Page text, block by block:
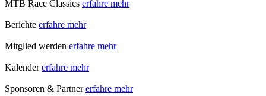
MTB Race Classics erfahre mehr
Berichte erfahre mehr
Mitglied werden erfahre mehr
Kalender erfahre mehr
Sponsoren & Partner erfahre mehr